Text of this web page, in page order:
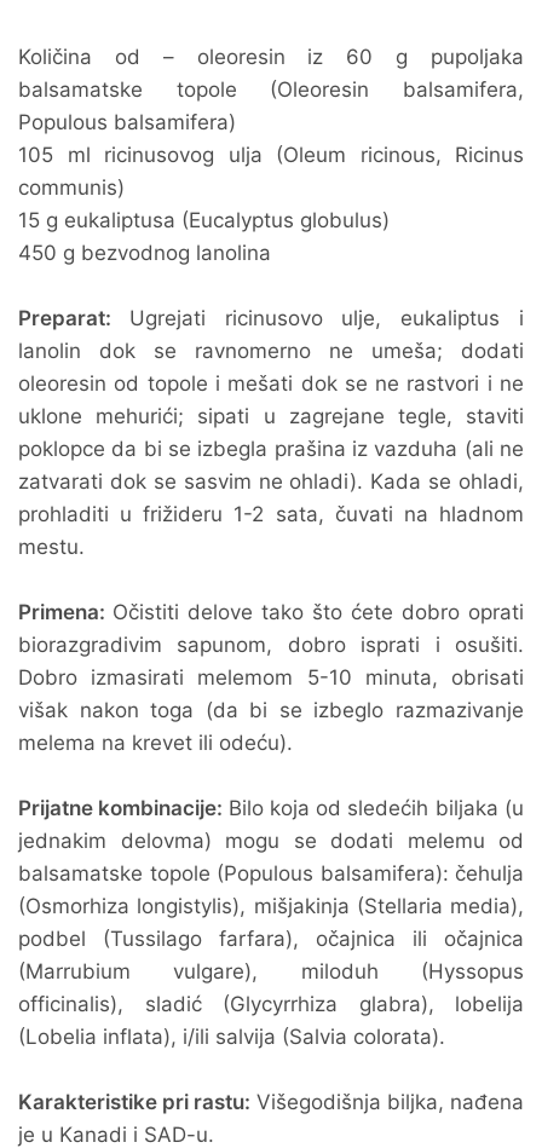
Količina od – oleoresin iz 60 g pupoljaka
balsamatske topole (Oleoresin balsamifera,
Populous balsamifera)
105 ml ricinusovog ulja (Oleum ricinous, Ricinus
communis)
15 g eukaliptusa (Eucalyptus globulus)
450 g bezvodnog lanolina
Preparat: Ugrejati ricinusovo ulje, eukaliptus i
lanolin dok se ravnomerno ne umeša; dodati
oleoresin od topole i mešati dok se ne rastvori i ne
uklone mehurići; sipati u zagrejane tegle, staviti
poklopce da bi se izbegla prašina iz vazduha (ali ne
zatvarati dok se sasvim ne ohladi). Kada se ohladi,
prohladiti u frižideru 1-2 sata, čuvati na hladnom
mestu.
Primena: Očistiti delove tako što ćete dobro oprati
biorazgradivim sapunom, dobro isprati i osušiti.
Dobro izmasirati melemom 5-10 minuta, obrisati
višak nakon toga (da bi se izbeglo razmazivanje
melema na krevet ili odeću).
Prijatne kombinacije: Bilo koja od sledećih biljaka (u
jednakim delovma) mogu se dodati melemu od
balsamatske topole (Populous balsamifera): čehulja
(Osmorhiza longistylis), mišjakinja (Stellaria media),
podbel (Tussilago farfara), očajnica ili očajnica
(Marrubium vulgare), miloduh (Hyssopus
officinalis), sladić (Glycyrrhiza glabra), lobelija
(Lobelia inflata), i/ili salvija (Salvia colorata).
Karakteristike pri rastu: Višegodišnja biljka, nađena
je u Kanadi i SAD-u.